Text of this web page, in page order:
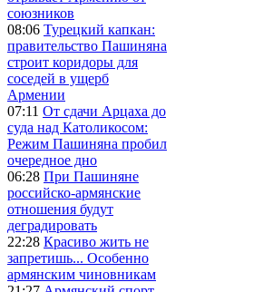
союзников
08:06 Турецкий капкан:
правительство Пашиняна
строит коридоры для
соседей в ущерб
Армении
07:11 От сдачи Арцаха до
суда над Католикосом:
Режим Пашиняна пробил
очередное дно
06:28 При Пашиняне
российско-армянские
отношения будут
деградировать
22:28 Красиво жить не
запретишь... Особенно
армянским чиновникам